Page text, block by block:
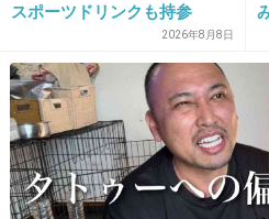
19. 匿名2014/03/26(水) 16:04:49
ジャニーさんコンサート
大抵入れて貰えなくて「
スポーツドリンクも持参
2026年8月8日